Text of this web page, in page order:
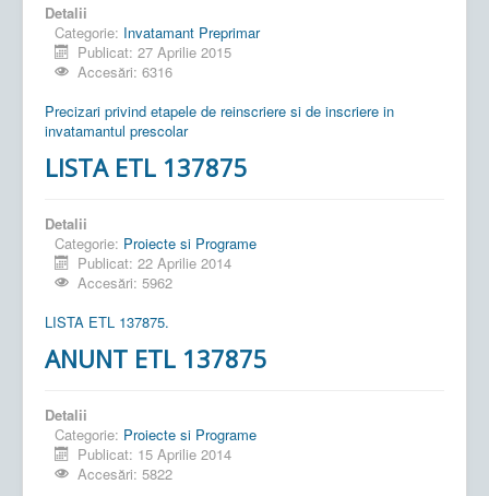
Detalii
Categorie: Invatamant Preprimar
Publicat: 27 Aprilie 2015
Accesări: 6316
Precizari privind etapele de reinscriere si de inscriere in
invatamantul prescolar
LISTA ETL 137875
Detalii
Categorie: Proiecte si Programe
Publicat: 22 Aprilie 2014
Accesări: 5962
LISTA ETL 137875.
ANUNT ETL 137875
Detalii
Categorie: Proiecte si Programe
Publicat: 15 Aprilie 2014
Accesări: 5822